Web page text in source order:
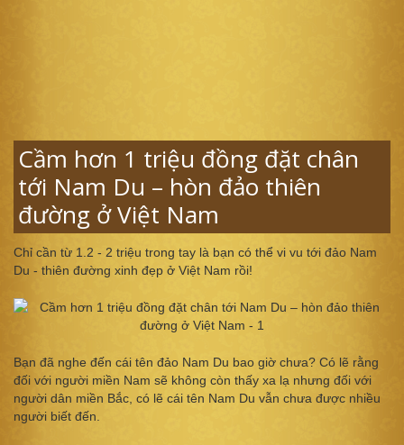
Cầm hơn 1 triệu đồng đặt chân
tới Nam Du – hòn đảo thiên
đường ở Việt Nam
Chỉ cần từ 1.2 - 2 triệu trong tay là bạn có thể vi vu tới đảo Nam
Du - thiên đường xinh đẹp ở Việt Nam rồi!
Bạn đã nghe đến cái tên đảo Nam Du bao giờ chưa? Có lẽ rằng
đối với người miền Nam sẽ không còn thấy xa lạ nhưng đối với
người dân miền Bắc, có lẽ cái tên Nam Du vẫn chưa được nhiều
người biết đến.